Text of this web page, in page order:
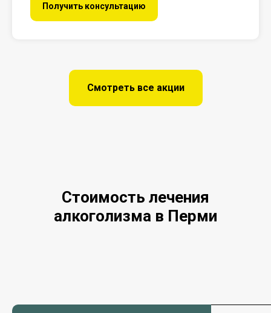
Получить консультацию
Смотреть все акции
Стоимость лечения
алкоголизма в Перми